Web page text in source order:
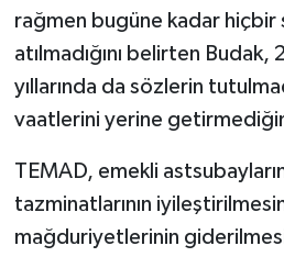
rağmen bugüne kadar hiçbir
atılmadığını belirten
yıllarında da sözlerin
vaatlerini yerine
TEMAD, emekli
tazminatlarının
mağduriyetlerinin